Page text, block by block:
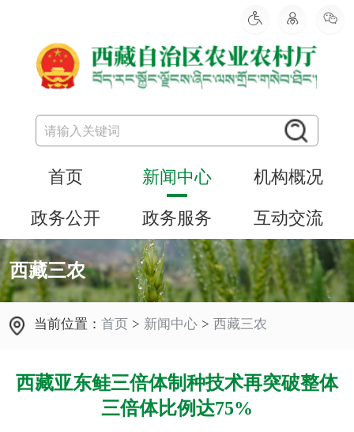
首页 新闻中心 机构概况
政务公开 政务服务 互动交流
西藏三农
当前位置：首页 > 新闻中心 > 西藏三农
西藏亚东鲑三倍体制种技术再突破整体
三倍体比例达75%